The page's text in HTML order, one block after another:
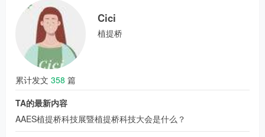
Cici
植提桥
累计发文 358 篇
TA的最新内容
AAES植提桥科技展暨植提桥科技大会是什么？